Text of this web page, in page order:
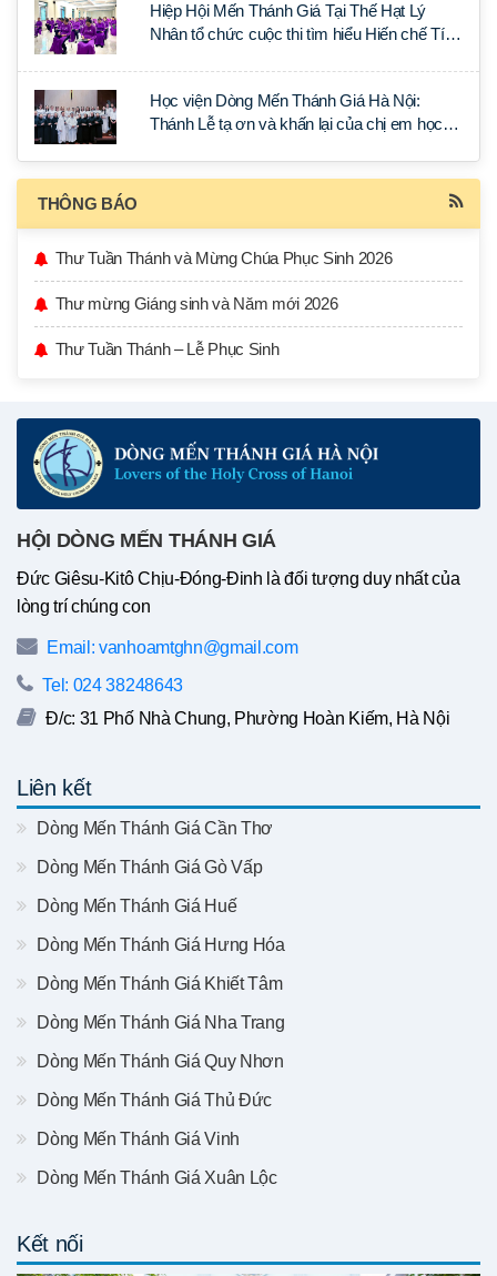
Hiệp Hội Mến Thánh Giá Tại Thế Hạt Lý
Nhân tổ chức cuộc thi tìm hiểu Hiến chế Tín
Học viện Dòng Mến Thánh Giá Hà Nội:
Thánh Lễ tạ ơn và khấn lại của chị em học
THÔNG BÁO
Thư Tuần Thánh và Mừng Chúa Phục Sinh 2026
Thư mừng Giáng sinh và Năm mới 2026
Thư Tuần Thánh – Lễ Phục Sinh
HỘI DÒNG MẾN THÁNH GIÁ
Đức Giêsu-Kitô Chịu-Đóng-Đinh là đối tượng duy nhất của
lòng trí chúng con
Email: vanhoamtghn@gmail.com
Tel: 024 38248643
Đ/c: 31 Phố Nhà Chung, Phường Hoàn Kiếm, Hà Nội
Liên kết
Dòng Mến Thánh Giá Cần Thơ
Dòng Mến Thánh Giá Gò Vấp
Dòng Mến Thánh Giá Huế
Dòng Mến Thánh Giá Hưng Hóa
Dòng Mến Thánh Giá Khiết Tâm
Dòng Mến Thánh Giá Nha Trang
Dòng Mến Thánh Giá Quy Nhơn
Dòng Mến Thánh Giá Thủ Đức
Dòng Mến Thánh Giá Vinh
Dòng Mến Thánh Giá Xuân Lộc
Kết nối